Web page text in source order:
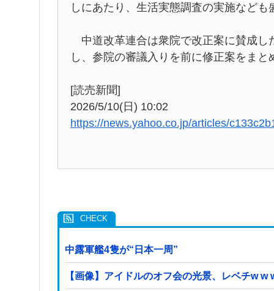
しにあたり、生活実態調査の実施なども
中道改革連合は衆院で改正案に賛成し
し、参院の審議入りを前に修正案をまと
[読売新聞]
2026/5/10(日) 10:02
https://news.yahoo.co.jp/articles/
中露軍艦4隻が“日本一周”
【画像】アイドルのオフ会の光景、レベチw w